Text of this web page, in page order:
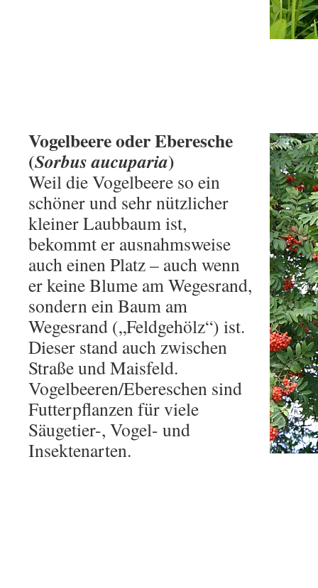
Vogelbeere oder Eberesche
(Sorbus aucuparia)
Weil die Vogelbeere so ein
schöner und sehr nützlicher
kleiner Laubbaum ist,
bekommt er ausnahmsweise
auch einen Platz – auch wenn
er keine Blume am Wegesrand,
sondern ein Baum am
Wegesrand („Feldgehölz“) ist.
Dieser stand auch zwischen
Straße und Maisfeld.
Vogelbeeren/Ebereschen sind
Futterpflanzen für viele
Säugetier-, Vogel- und
Insektenarten.